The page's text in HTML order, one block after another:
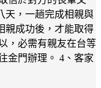
天，一趟完成相親與
親成功後，才能取得
，必需有親友在台等
金門辦理。 4、客家